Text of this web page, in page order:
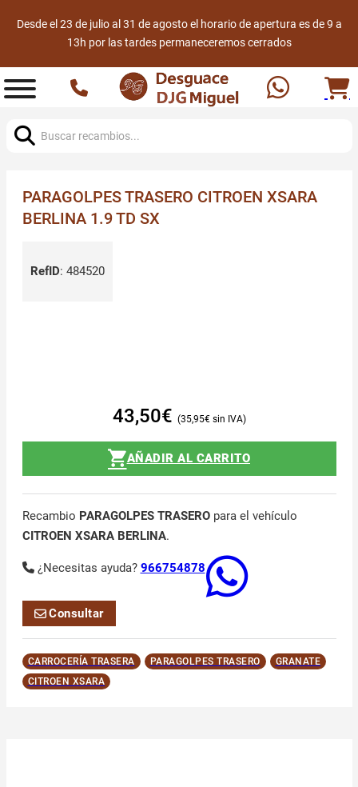
Desde el 23 de julio al 31 de agosto el horario de apertura es de 9 a
13h por las tardes permaneceremos cerrados
PARAGOLPES TRASERO CITROEN XSARA
BERLINA 1.9 TD SX
RefID: 484520
43,50€ 35,95€
AÑADIR AL CARRITO
Recambio PARAGOLPES TRASEROpara el vehículo
CITROEN XSARA BERLINA.
¿Necesitas ayuda? 966754878
Consultar
CARROCERÍA TRASERA PARAGOLPES TRASERO
GRANATE
CITROEN XSARA